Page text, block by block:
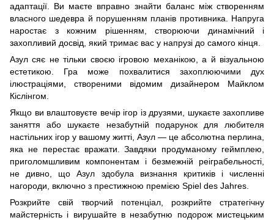
адаптації. Ви маєте вправно знайти баланс між створенням
власного шедевра й порушенням планів противника. Напруга
наростає з кожним рішенням, створюючи динамічний і
захопливий досвід, який тримає вас у напрузі до самого кінця.
Азул сяє не тільки своєю ігровою механікою, а й візуальною
естетикою. Гра може похвалитися захоплюючими дух
ілюстраціями, створеними відомим дизайнером Майклом
Кіслінгом.
Якщо ви влаштовуєте вечір ігор із друзями, шукаєте захопливе
заняття або шукаєте незабутній подарунок для любителя
настільних ігор у вашому житті, Азул — це абсолютна перлина,
яка не перестає вражати. Завдяки продуманому геймплею,
приголомшливим компонентам і безмежній реіграбельності,
не дивно, що Азул здобула визнання критиків і численні
нагороди, включно з престижною премією Spiel des Jahres.
Розкрийте свій творчий потенціал, розкрийте стратегічну
майстерність і вирушайте в незабутню подорож мистецьким